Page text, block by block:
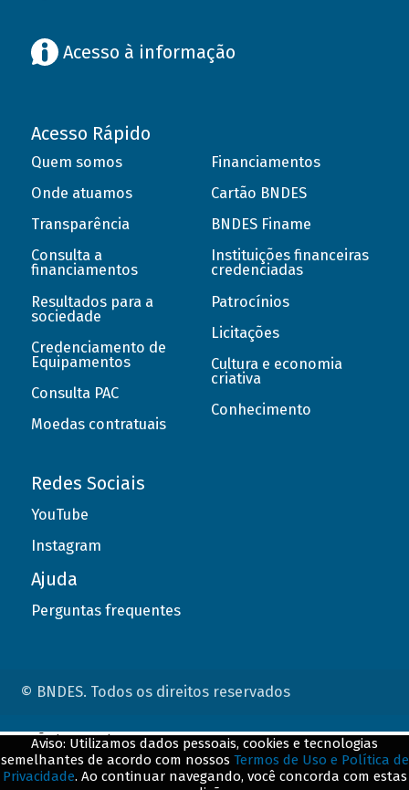
Acesso à informação
Acesso Rápido
Quem somos
Onde atuamos
Transparência
Consulta a
financiamentos
Resultados para a
sociedade
Credenciamento de
Equipamentos
Consulta PAC
Moedas contratuais
Financiamentos
Cartão BNDES
BNDES Finame
Instituições financeiras
credenciadas
Patrocínios
Licitações
Cultura e economia
criativa
Conhecimento
Redes Sociais
YouTube
Instagram
Ajuda
Perguntas frequentes
© BNDES. Todos os direitos reservados
Aviso: Utilizamos dados pessoais, cookies e tecnologias
semelhantes de acordo com nossos Termos de Uso e Política de
Privacidade. Ao continuar navegando, você concorda com estas
ConteÃºdo complementar
${title}${badge}